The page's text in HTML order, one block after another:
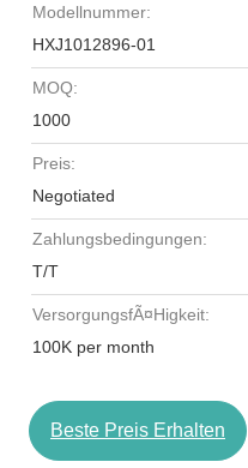
Modellnummer:
HXJ1012896-01
MOQ:
1000
Preis:
Negotiated
Zahlungsbedingungen:
T/T
VersorgungsfÃ¤higkeit:
100K per month
Beste Preis Erhalten